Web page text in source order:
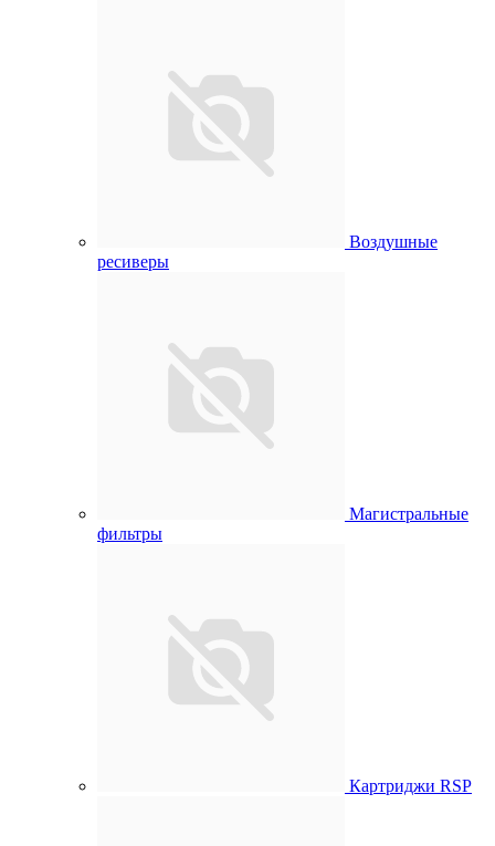
Воздушные
ресиверы
Магистральные
фильтры
Картриджи RSP